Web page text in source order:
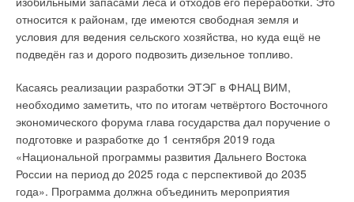
относится к районам, где имеются свободная земля и
условия для ведения сельского хозяйства, но куда ещё не
подведён газ и дорого подвозить дизельное топливо.
Касаясь реализации разработки ЭТЭГ в ФНАЦ ВИМ,
необходимо заметить, что по итогам четвёртого Восточного
экономического форума глава государства дал поручение о
подготовке и разработке до 1 сентября 2019 года
«Национальной программы развития Дальнего Востока
России на период до 2025 года с перспективой до 2035
года». Программа должна объединить мероприятия